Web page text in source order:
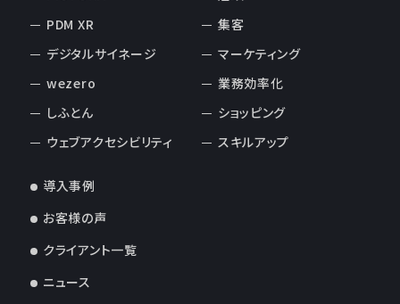
PDM XR
デジタルサイネージ
wezero
しふとん
ウェブアクセシビリティ
集客
マーケティング
業務効率化
ショッピング
スキルアップ
導入事例
お客様の声
クライアント一覧
ニュース